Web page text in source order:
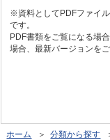
※資料としてPDFファイ
です。
PDF書類をご覧になる場
場合、最新バージョンを
ホーム ＞分類から探す